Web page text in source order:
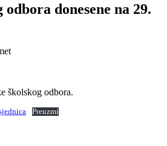
donesene na 29.
školskog odbora.
Preuzmi